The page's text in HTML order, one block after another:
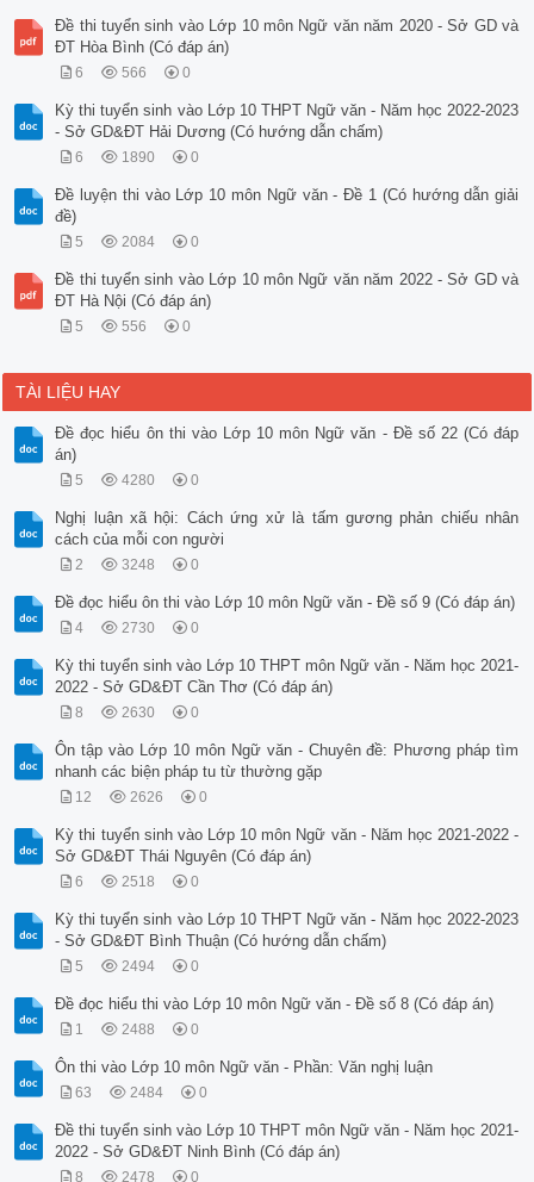
Đề thi tuyển sinh vào Lớp 10 môn Ngữ văn năm 2020 - Sở GD và
ĐT Hòa Bình (Có đáp án)
6 566 0
Kỳ thi tuyển sinh vào Lớp 10 THPT Ngữ văn - Năm học 2022-2023
- Sở GD&ĐT Hải Dương (Có hướng dẫn chấm)
6 1890 0
Đề luyện thi vào Lớp 10 môn Ngữ văn - Đề 1 (Có hướng dẫn giải
đề)
5 2084 0
Đề thi tuyển sinh vào Lớp 10 môn Ngữ văn năm 2022 - Sở GD và
ĐT Hà Nội (Có đáp án)
5 556 0
TÀI LIỆU HAY
Đề đọc hiểu ôn thi vào Lớp 10 môn Ngữ văn - Đề số 22 (Có đáp
án)
5 4280 0
Nghị luận xã hội: Cách ứng xử là tấm gương phản chiếu nhân
cách của mỗi con người
2 3248 0
Đề đọc hiểu ôn thi vào Lớp 10 môn Ngữ văn - Đề số 9 (Có đáp án)
4 2730 0
Kỳ thi tuyển sinh vào Lớp 10 THPT môn Ngữ văn - Năm học 2021-
2022 - Sở GD&ĐT Cần Thơ (Có đáp án)
8 2630 0
Ôn tập vào Lớp 10 môn Ngữ văn - Chuyên đề: Phương pháp tìm
nhanh các biện pháp tu từ thường gặp
12 2626 0
Kỳ thi tuyển sinh vào Lớp 10 môn Ngữ văn - Năm học 2021-2022 -
Sở GD&ĐT Thái Nguyên (Có đáp án)
6 2518 0
Kỳ thi tuyển sinh vào Lớp 10 THPT Ngữ văn - Năm học 2022-2023
- Sở GD&ĐT Bình Thuận (Có hướng dẫn chấm)
5 2494 0
Đề đọc hiểu thi vào Lớp 10 môn Ngữ văn - Đề số 8 (Có đáp án)
1 2488 0
Ôn thi vào Lớp 10 môn Ngữ văn - Phần: Văn nghị luận
63 2484 0
Đề thi tuyển sinh vào Lớp 10 THPT môn Ngữ văn - Năm học 2021-
2022 - Sở GD&ĐT Ninh Bình (Có đáp án)
8 2478 0